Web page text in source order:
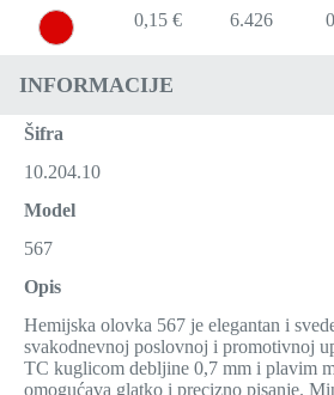
0,15 € 6.426 0
INFORMACIJE
Šifra
10.204.10
Model
567
Opis
Hemijska olovka 567 je elegantan i
svakodnevnoj poslovnoj i promotivnoj
TC kuglicom debljine 0,7 mm i plavim
omogućava glatko i precizno pisanje.